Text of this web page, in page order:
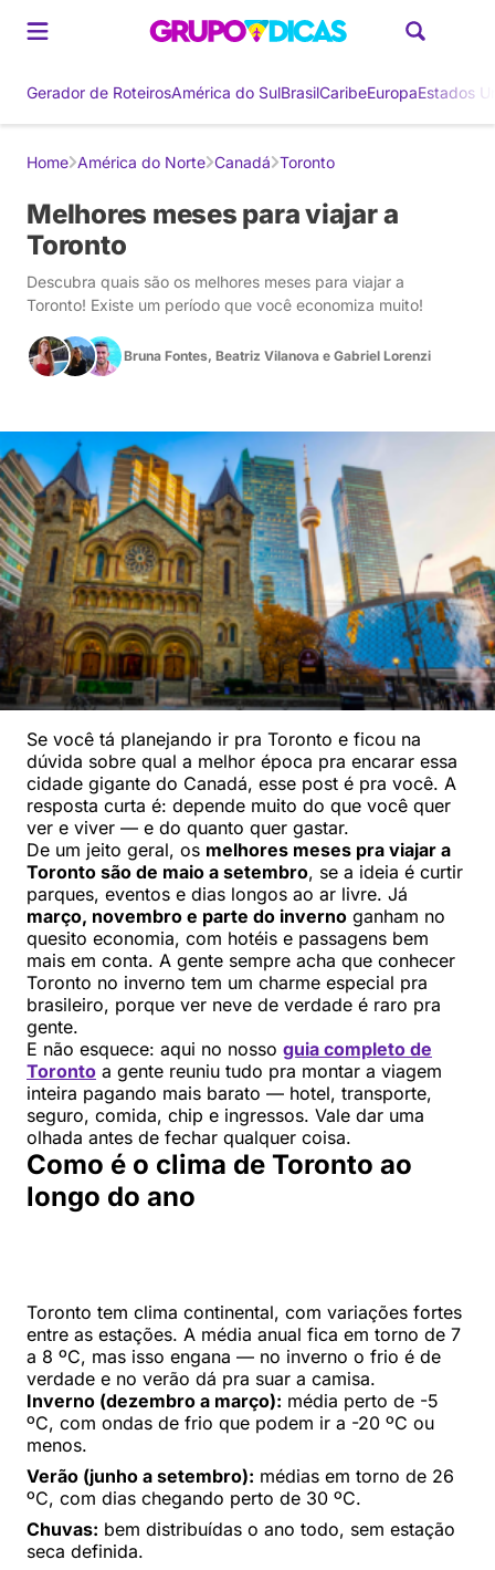
Gerador de RoteirosAmérica do SulBrasilCaribeEuropaEstados
Home América do Norte Canadá Toronto
Melhores meses para viajar a
Toronto
Descubra quais são os melhores meses para viajar a
Toronto! Existe um período que você economiza muito!
Bruna Fontes, Beatriz Vilanova e Gabriel Lorenzi
Se você tá planejando ir pra Toronto e ficou na
dúvida sobre qual a melhor época pra encarar essa
cidade gigante do Canadá, esse post é pra você. A
resposta curta é: depende muito do que você quer
ver e viver — e do quanto quer gastar.
De um jeito geral, os melhores meses pra viajar a
Toronto são de maio a setembro, se a ideia é curtir
parques, eventos e dias longos ao ar livre. Já
março, novembro e parte do inverno ganham no
quesito economia, com hotéis e passagens bem
mais em conta. A gente sempre acha que conhecer
Toronto no inverno tem um charme especial pra
brasileiro, porque ver neve de verdade é raro pra
gente.
E não esquece: aqui no nosso guia completo de
Toronto a gente reuniu tudo pra montar a viagem
inteira pagando mais barato — hotel, transporte,
seguro, comida, chip e ingressos. Vale dar uma
olhada antes de fechar qualquer coisa.
Como é o clima de Toronto ao
longo do ano
Toronto tem clima continental, com variações fortes
entre as estações. A média anual fica em torno de 7
a 8 ºC, mas isso engana — no inverno o frio é de
verdade e no verão dá pra suar a camisa.
Inverno (dezembro a março): média perto de -5
ºC, com ondas de frio que podem ir a -20 ºC ou
menos.
Verão (junho a setembro): médias em torno de 26
ºC, com dias chegando perto de 30 ºC.
Chuvas: bem distribuídas o ano todo, sem estação
seca definida.